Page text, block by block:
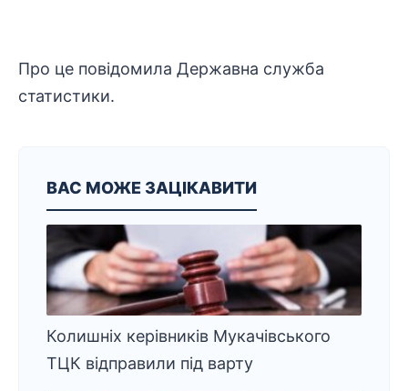
Про це повідомила Державна служба
статистики.
ВАС МОЖЕ ЗАЦІКАВИТИ
Колишніх керівників Мукачівського
ТЦК відправили під варту